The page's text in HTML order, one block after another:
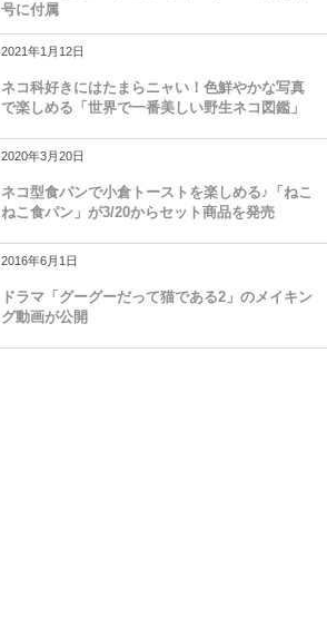
号に付属
2021年1月12日
ネコ科好きにはたまらニャい！色鮮やかな写真
で楽しめる「世界で一番美しい野生ネコ図鑑」
2020年3月20日
ネコ型食パンで小倉トーストを楽しめる♪「ねこ
ねこ食パン」が3/20からセット商品を発売
2016年6月1日
ドラマ「グーグーだって猫である2」のメイキン
グ動画が公開